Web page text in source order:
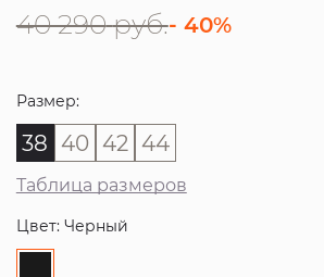
40 290 руб.- 40%
Размер:
38 40 42 44
Таблица размеров
Цвет: Черный